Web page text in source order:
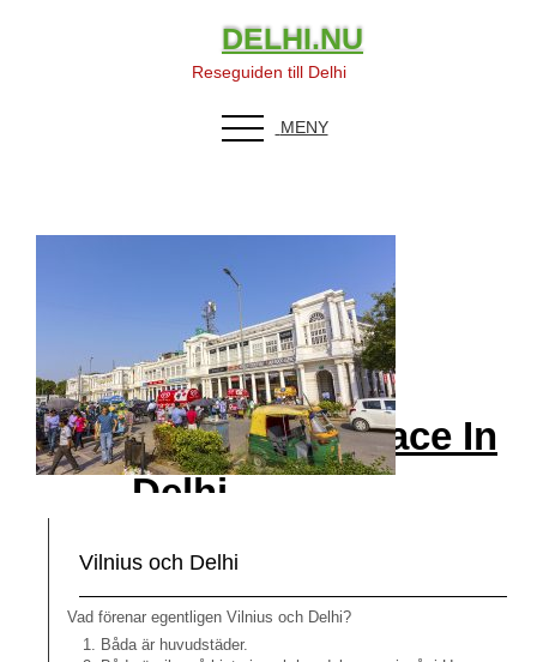
DELHI.NU
Reseguiden till Delhi
MENY
People At The
Connaught Place In
Delhi
Vilnius och Delhi
Vad förenar egentligen Vilnius och Delhi?
Båda är huvudstäder.